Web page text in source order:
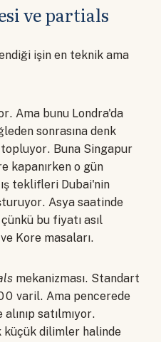
ve partials
işin en teknik ama
Ama bunu Londra'da
sonrasına denk
Buna Singapur
kapanırken o gün
teklifleri Dubai'nin
Asya saatinde
bu fiyatı asıl
Kore masaları.
mekanizması. Standart
varil. Ama pencerede
satılmıyor.
dilimler halinde